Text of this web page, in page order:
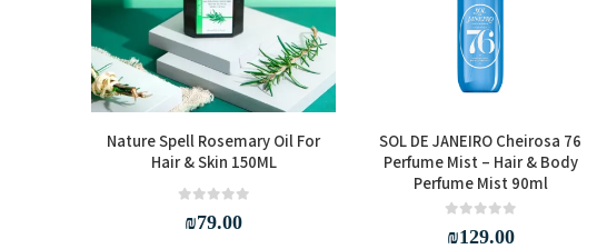
SOL DE JANEIRO Cheirosa 76
Perfume Mist – Hair & Body
Perfume Mist 90ml
₪129.00
Nature Spell Rosemary Oil For
Hair & Skin 150ML
₪79.00